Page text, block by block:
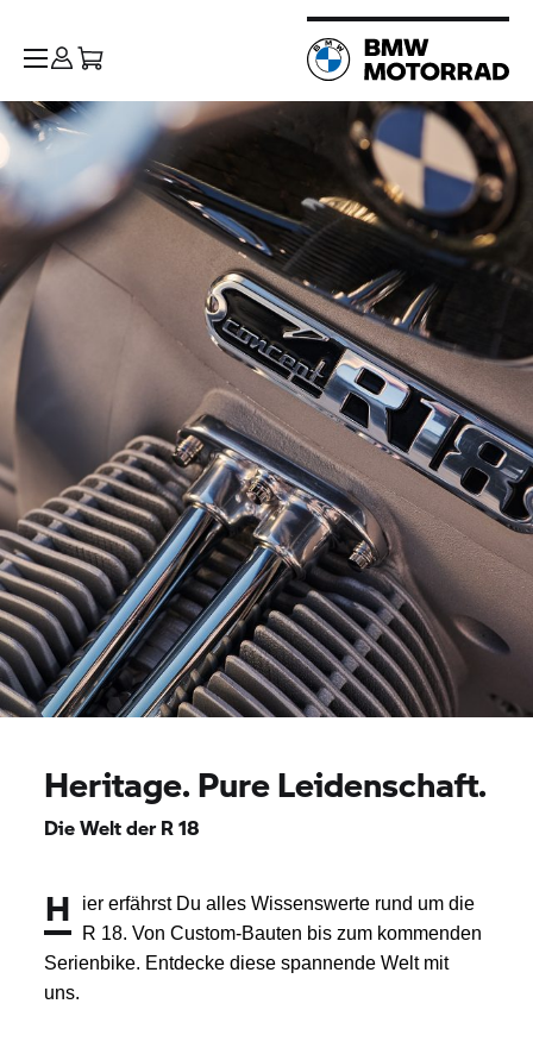
Heritage. Pure Leidenschaft.
Die Welt derR 18
H
ier erfährst Du alles Wissenswerte rund um die
R 18. Von Custom-Bauten bis zum kommenden
Serienbike. Entdecke diese spannende Welt mit
uns.